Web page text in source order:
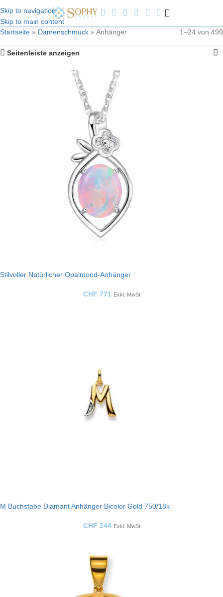
Skip to navigation
Skip to main content
Willkommen bei Sophy Jewelry
Startseite » Damenschmuck » Anhänger 1–24 von 499
Seitenleiste anzeigen
Stilvoller Natürlicher Opalmond-Anhänger
CHF 771 Exkl. MwSt
M Buchstabe Diamant Anhänger Bicolor Gold 750/18k
CHF 244 Exkl. MwSt